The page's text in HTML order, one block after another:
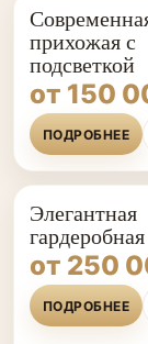
прихожая с
подсветкой
от 150
ПОДРОБНЕЕ
Элегантная
от 250
ПОДРОБНЕЕ